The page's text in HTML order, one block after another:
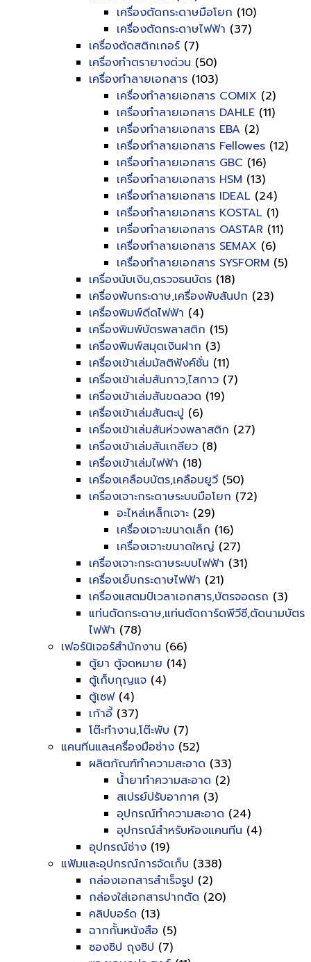
เครื่องตัดกระดาษมือโยก (10)
เครื่องตัดกระดาษไฟฟ้า (37)
เครื่องตัดสติกเกอร์ (7)
เครื่องทำตรายางด่วน (50)
เครื่องทำลายเอกสาร (103)
เครื่องทำลายเอกสาร COMIX (2)
เครื่องทำลายเอกสาร DAHLE (11)
เครื่องทำลายเอกสาร EBA (2)
เครื่องทำลายเอกสาร Fellowes (12)
เครื่องทำลายเอกสาร GBC (16)
เครื่องทำลายเอกสาร HSM (13)
เครื่องทำลายเอกสาร IDEAL (24)
เครื่องทำลายเอกสาร KOSTAL (1)
เครื่องทำลายเอกสาร OASTAR (11)
เครื่องทำลายเอกสาร SEMAX (6)
เครื่องทำลายเอกสาร SYSFORM (5)
เครื่องนับเงิน,ตรวจธนบัตร (18)
เครื่องพับกระดาษ,เครื่องพับสันปก (23)
เครื่องพิมพ์ดีดไฟฟ้า (4)
เครื่องพิมพ์บัตรพลาสติก (15)
เครื่องพิมพ์สมุดเงินฝาก (3)
เครื่องเข้าเล่มมัลติฟังค์ชั่น (11)
เครื่องเข้าเล่มสันกาว,ไสกาว (7)
เครื่องเข้าเล่มสันขดลวด (19)
เครื่องเข้าเล่มสันตะปู (6)
เครื่องเข้าเล่มสันห่วงพลาสติก (27)
เครื่องเข้าเล่มสันเกลียว (8)
เครื่องเข้าเล่มไฟฟ้า (18)
เครื่องเคลือบบัตร,เคลือบยูวี (50)
เครื่องเจาะกระดาษระบบมือโยก (72)
อะไหล่เหล็กเจาะ (29)
เครื่องเจาะขนาดเล็ก (16)
เครื่องเจาะขนาดใหญ่ (27)
เครื่องเจาะกระดาษระบบไฟฟ้า (31)
เครื่องเย็บกระดาษไฟฟ้า (21)
เครื่องแสตมป์เวลาเอกสาร,บัตรจอดรถ (3)
แท่นตัดกระดาษ,แท่นตัดการ์ดพีวีซี,ตัดนามบัตร
ไฟฟ้า (78)
เฟอร์นิเจอร์สำนักงาน (66)
ตู้ยา ตู้จดหมาย (14)
ตู้เก็บกุญแจ (4)
ตู้เซฟ(4)
เก้าอี้ (37)
โต๊ะทำงาน,โต๊ะพับ (7)
แคนทีนและเครื่องมือช่าง (52)
ผลิตภัณฑ์ทำความสะอาด (33)
น้ำยาทำความสะอาด (2)
สเปรย์ปรับอากาศ (3)
อุปกรณ์ทำความสะอาด (24)
อุปกรณ์สำหรับห้องแคนทีน (4)
อุปกรณ์ช่าง (19)
แฟ้มและอุปกรณ์การจัดเก็บ (338)
กล่องเอกสารสำเร็จรูป (2)
กล่องใส่เอกสารปากตัด (20)
คลิปบอร์ด (13)
ฉากกั้นหนังสือ (5)
ซองซิป ถุงซิป (7)